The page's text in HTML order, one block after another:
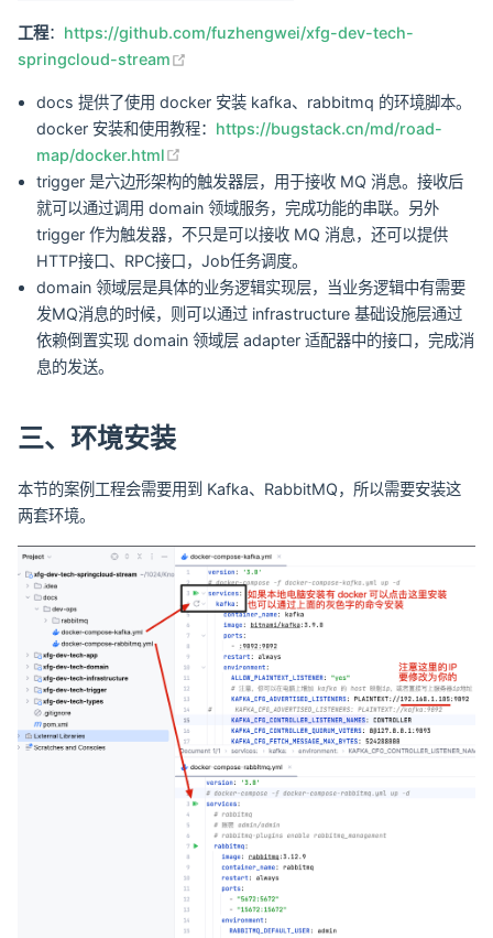
工程： https://github.com/fuzhengwei/xfg-dev-tech-
springcloud-stream
docs 提供了使用 docker 安装 kafka、rabbitmq 的环境脚本。
docker 安装和使用教程： https://bugstack.cn/md/road-
map/docker.html
trigger 是六边形架构的触发器层，用于接收 MQ 消息。接收后
就可以通过调用 domain 领域服务，完成功能的串联。另外
trigger 作为触发器，不只是可以接收 MQ 消息，还可以提供
HTTP接口、RPC接口，Job任务调度。
domain 领域层是具体的业务逻辑实现层，当业务逻辑中有需要
发MQ消息的时候，则可以通过 infrastructure 基础设施层通过
依赖倒置实现 domain 领域层 adapter 适配器中的接口，完成消
息的发送。
三、环境安装
本节的案例工程会需要用到 Kafka、RabbitMQ，所以需要安装这
两套环境。